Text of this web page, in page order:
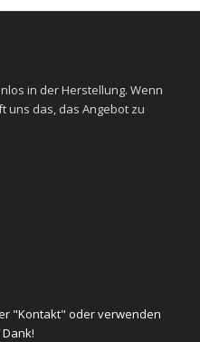
in der Herstellung. Wenn
uns das, das Angebot zu
"Kontakt" oder verwenden